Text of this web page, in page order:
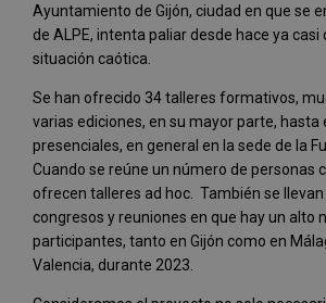
Ayuntamiento de Gijón, ciudad en que se
de ALPE, intenta paliar desde hace ya casi
situación caótica.
Se han ofrecido 34 talleres formativos,
varias ediciones, en su mayor parte, hasta
presenciales, en general en la sede de la
Cuando se reúne un número de personas
ofrecen talleres ad hoc. También se
congresos y reuniones en que hay un alto
participantes, tanto en Gijón como en
Valencia, durante 2023.